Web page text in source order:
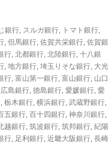
銀行, スルガ銀行, トマト銀行,
, 但馬銀行, 佐賀共栄銀行, 佐賀銀
行, 北都銀行, 北陸銀行, 十八銀
, 地方銀行, 埼玉りそな銀行, 大光
行, 富山第一銀行, 富山銀行, 山口
広島銀行, 徳島銀行, 愛媛銀行, 愛
, 栃木銀行, 横浜銀行, 武蔵野銀行,
五銀行, 百十四銀行, 神奈川銀行,
越銀行, 筑波銀行, 筑邦銀行, 紀陽
行, 足利銀行, 近畿大阪銀行, 長崎